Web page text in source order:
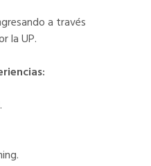
a través
la UP.